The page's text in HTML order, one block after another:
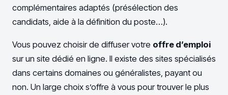
complémentaires adaptés (présélection des
candidats, aide à la définition du poste…).
Vous pouvez choisir de diffuser votre offre d’emploi
sur un site dédié en ligne. Il existe des sites spécialisés
dans certains domaines ou généralistes, payant ou
non. Un large choix s’offre à vous pour trouver le plus